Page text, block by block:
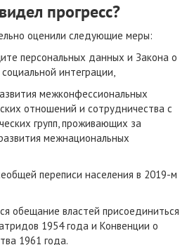
прогресс?
оценили следующие меры:
персональных данных и Закона о
интеграции,
межконфессиональных
отношений и сотрудничества с
групп, проживающих за
межнациональных
переписи населения в 2019-м
обещание властей присоединиться
1954 года и Конвенции о
1961 года.